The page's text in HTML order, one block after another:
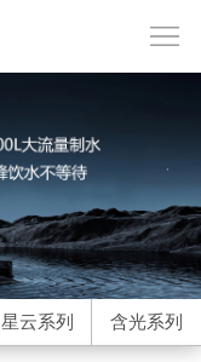
星云系列 含光系列